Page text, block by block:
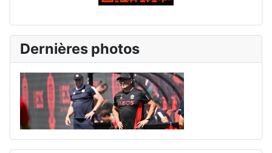
Dernières photos